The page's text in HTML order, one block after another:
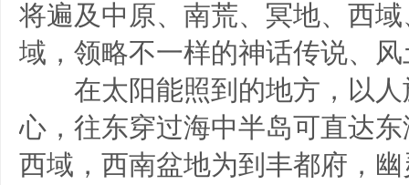
将遍及中原、南荒、冥地、西
域，领略不一样的神话传说、
在太阳能照到的地方，以人
心，往东穿过海中半岛可直达
西域，西南盆地为到丰都府，